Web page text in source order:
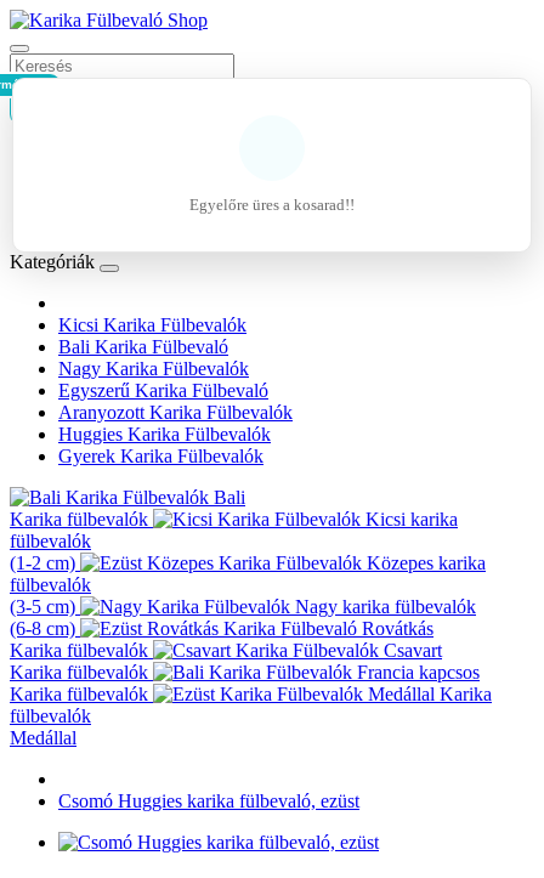
- 0Ft
Egyelőre üres a kosarad!!
Kategóriák
Kicsi Karika Fülbevalók
Bali Karika Fülbevaló
Nagy Karika Fülbevalók
Egyszerű Karika Fülbevaló
Aranyozott Karika Fülbevalók
Huggies Karika Fülbevalók
Gyerek Karika Fülbevalók
Bali
Karika fülbevalók
Kicsi karika
fülbevalók
(1-2 cm)
Közepes karika
fülbevalók
(3-5 cm)
Nagy karika fülbevalók
(6-8 cm)
Rovátkás
Karika fülbevalók
Csavart
Karika fülbevalók
Francia kapcsos
Karika fülbevalók
Karika
fülbevalók
Medállal
Csomó Huggies karika fülbevaló, ezüst